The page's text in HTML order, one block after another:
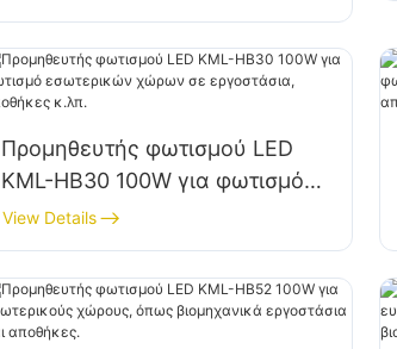
φωτισμό μεγάλων πινακίδων
Προμηθευτής φωτισμού LED
KML-HB30 100W για φωτισμό
εσωτερικών χώρων σε
εργοστάσια, αποθήκες κ.λπ.
View Details